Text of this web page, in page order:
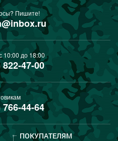
Пишите!
10:00 до 18:00
47-00
766-44-64
ПОКУПАТЕЛЯМ